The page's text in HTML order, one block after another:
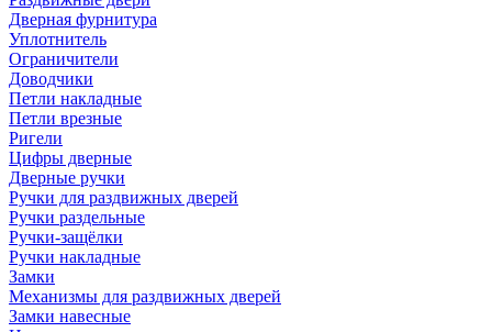
Дверная фурнитура
Уплотнитель
Ограничители
Доводчики
Петли накладные
Петли врезные
Ригели
Цифры дверные
Дверные ручки
Ручки для раздвижных дверей
Ручки раздельные
Ручки-защёлки
Ручки накладные
Замки
Механизмы для раздвижных дверей
Замки навесные